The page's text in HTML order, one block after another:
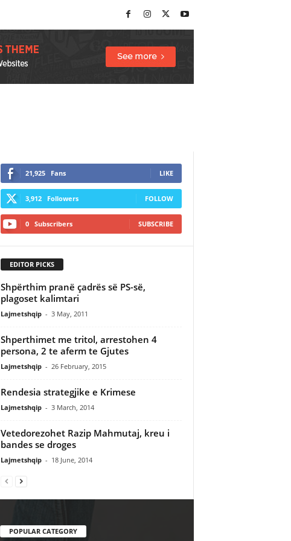
21,925 Fans LIKE
3,912 Followers FOLLOW
0 Subscribers SUBSCRIBE
EDITOR PICKS
Shpërthim pranë çadrës së PS-së,
plagoset kalimtari
Lajmetshqip - 3 May, 2011
Shperthimet me tritol, arrestohen 4
persona, 2 te aferm te Gjutes
Lajmetshqip - 26 February, 2015
Rendesia strategjike e Krimese
Lajmetshqip - 3 March, 2014
Vetedorezohet Razip Mahmutaj, kreu i
bandes se droges
Lajmetshqip - 18 June, 2014
POPULAR CATEGORY